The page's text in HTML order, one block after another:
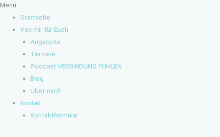
Menü
Startseite
Von mir für Euch
Angebote
Termine
Podcast VERBINDUNG FÜHLEN
Blog
Über mich
Kontakt
Kontaktformular